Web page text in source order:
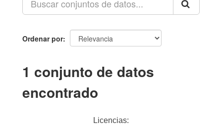
Ordenar por
1 conjunto de datos
encontrado
Licencias: